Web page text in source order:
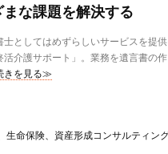
な課題を解決する
としてはめずらしいサービスを提供
介護サポート」。業務を遺言書の作
きを見る≫
生命保険、資産形成コンサルティン